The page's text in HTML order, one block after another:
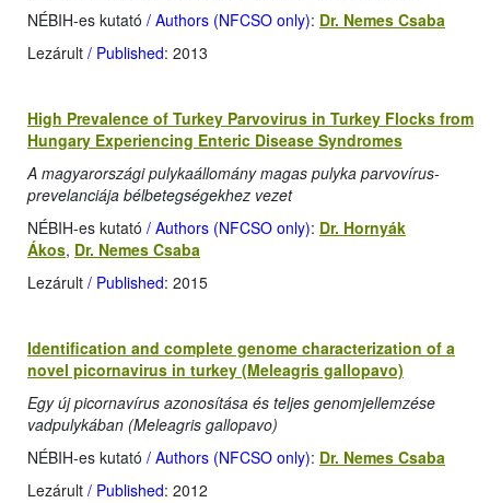
NÉBIH-es kutató / Authors (NFCSO only): Dr. Nemes Csaba
Lezárult / Published: 2013
High Prevalence of Turkey Parvovirus in Turkey Flocks from
Hungary Experiencing Enteric Disease Syndromes
A magyarországi pulykaállomány magas pulyka parvovírus-
prevelanciája bélbetegségekhez vezet
NÉBIH-es kutató / Authors (NFCSO only): Dr. Hornyák
Ákos, Dr. Nemes Csaba
Lezárult / Published: 2015
Identification and complete genome characterization of a
novel picornavirus in turkey (Meleagris gallopavo)
Egy új picornavírus azonosítása és teljes genomjellemzése
vadpulykában (Meleagris gallopavo)
NÉBIH-es kutató / Authors (NFCSO only): Dr. Nemes Csaba
Lezárult / Published: 2012